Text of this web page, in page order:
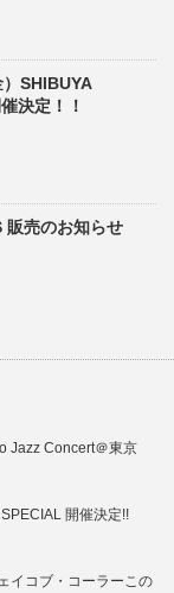
SHIBUYA
決定！！
販売のお知らせ
Jazz Concert＠東京
開催決定!!
コブ・コーラーこの